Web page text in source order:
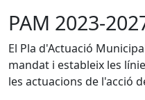
PAM 2023-
El Pla d'Actuació
mandat i estableix les
les actuacions de l'acció